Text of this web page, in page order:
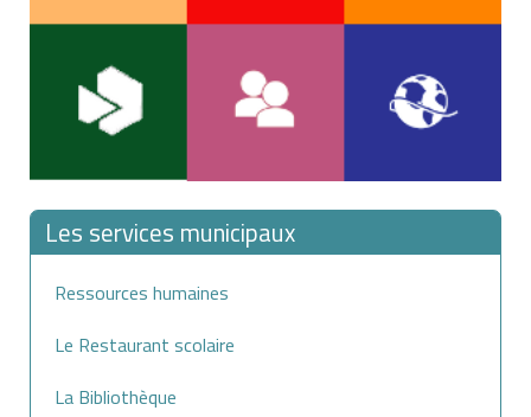
Les services municipaux
Ressources humaines
Le Restaurant scolaire
La Bibliothèque